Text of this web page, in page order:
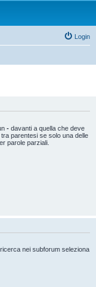
Login
- davanti a quella che deve
tra parentesi se solo una delle
parole parziali.
nei subforum seleziona